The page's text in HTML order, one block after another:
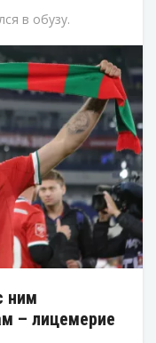
в обузу.
ним
– лицемерие